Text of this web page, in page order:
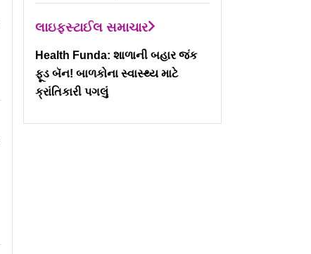
લાઇફસ્ટાઈલ સમાચાર
Health Funda: શાળાની બહાર જંક
ફૂડ બૅન! બાળકોના સ્વાસ્થ્ય માટે
ક્રાંતિકારી પગલું